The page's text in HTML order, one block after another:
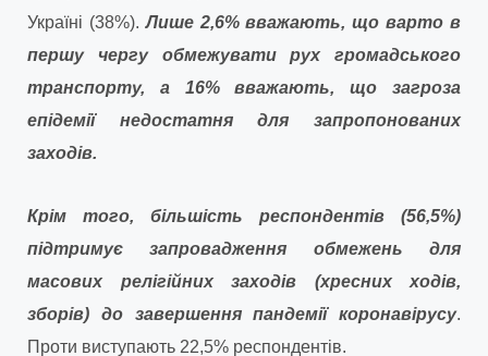
Україні (38%).Лише 2,6% вважають, що варто в
першу чергу обмежувати рух громадського
транспорту, а 16% вважають, що загроза
епідемії недостатня для запропонованих
заходів.
Крім того, більшість респондентів (56,5%)
підтримує запровадження обмежень для
масових релігійних заходів (хресних ходів,
зборів) до завершення пандемії коронавірусу.
Проти виступають 22,5% респондентів.